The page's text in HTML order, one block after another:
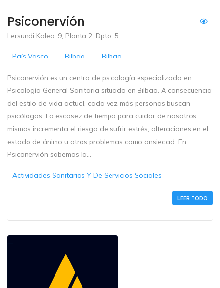
Psiconervión
Lersundi Kalea, 9, Planta 2, Dpto. 5
País Vasco - Bilbao - Bilbao
Psiconervión es un centro de psicología especializado en
Psicología General Sanitaria situado en Bilbao. A consecuencia
del estilo de vida actual, cada vez más personas buscan
psicólogos. La escasez de tiempo para cuidar de nosotros
mismos incrementa el riesgo de sufrir estrés, alteraciones en el
estado de ánimo u otros problemas como ansiedad. En
Psiconervión sabemos la...
Actividades Sanitarias Y De Servicios Sociales
LEER TODO